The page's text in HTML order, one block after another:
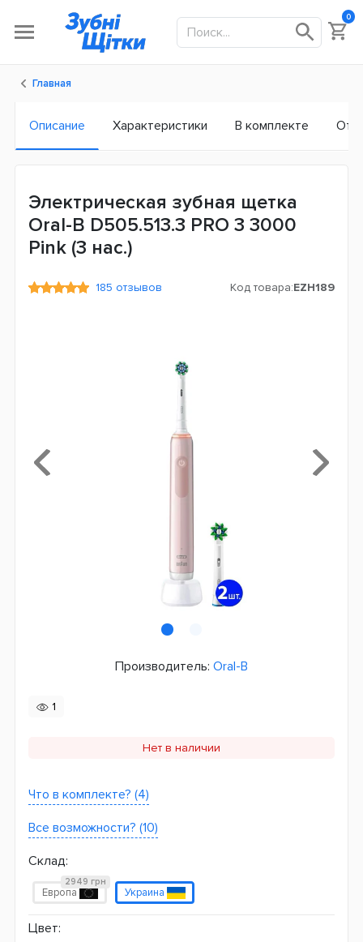
0
Главная
Описание Характеристики В комплекте
Электрическая зубная щетка
Oral-B D505.513.3 PRO 3 3000
Pink (3 нас.)
185 отзывов Код товара:EZH189
Производитель: Oral-B
1
Нет в наличии
Что в комплекте? (4)
Все возможности? (10)
Склад:
Европа
2949 грн
Украина
Цвет: